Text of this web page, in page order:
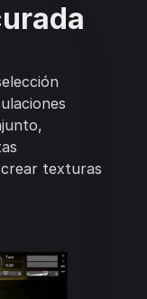
texturas